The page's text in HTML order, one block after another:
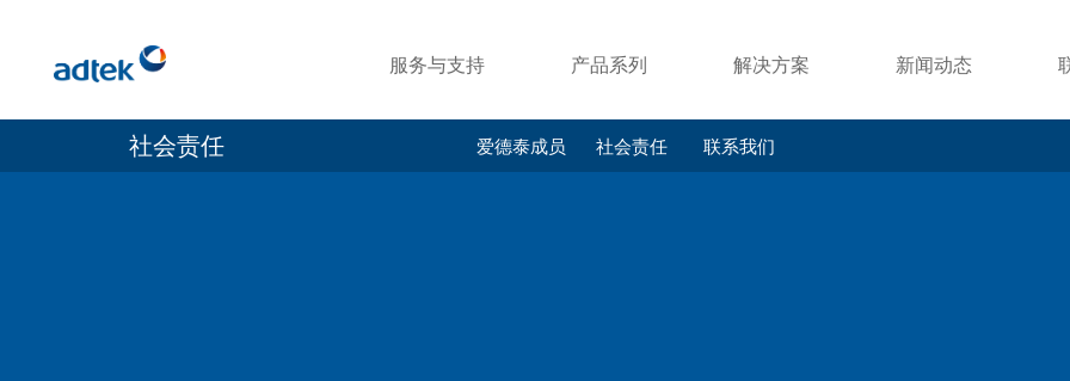
服务与支持 产品系列 解决方案 新闻动态
社会责任 爱德泰成员 社会责任 联系我们